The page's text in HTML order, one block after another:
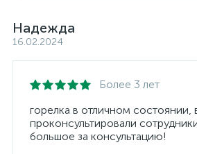
Надежда
16.02.2024
Более 3 лет
горелка в отличном состоянии,
проконсультировали
большое за консультацию!